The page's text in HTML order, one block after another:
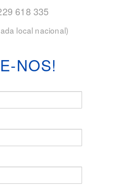
NOS!
618 335
local nacional)